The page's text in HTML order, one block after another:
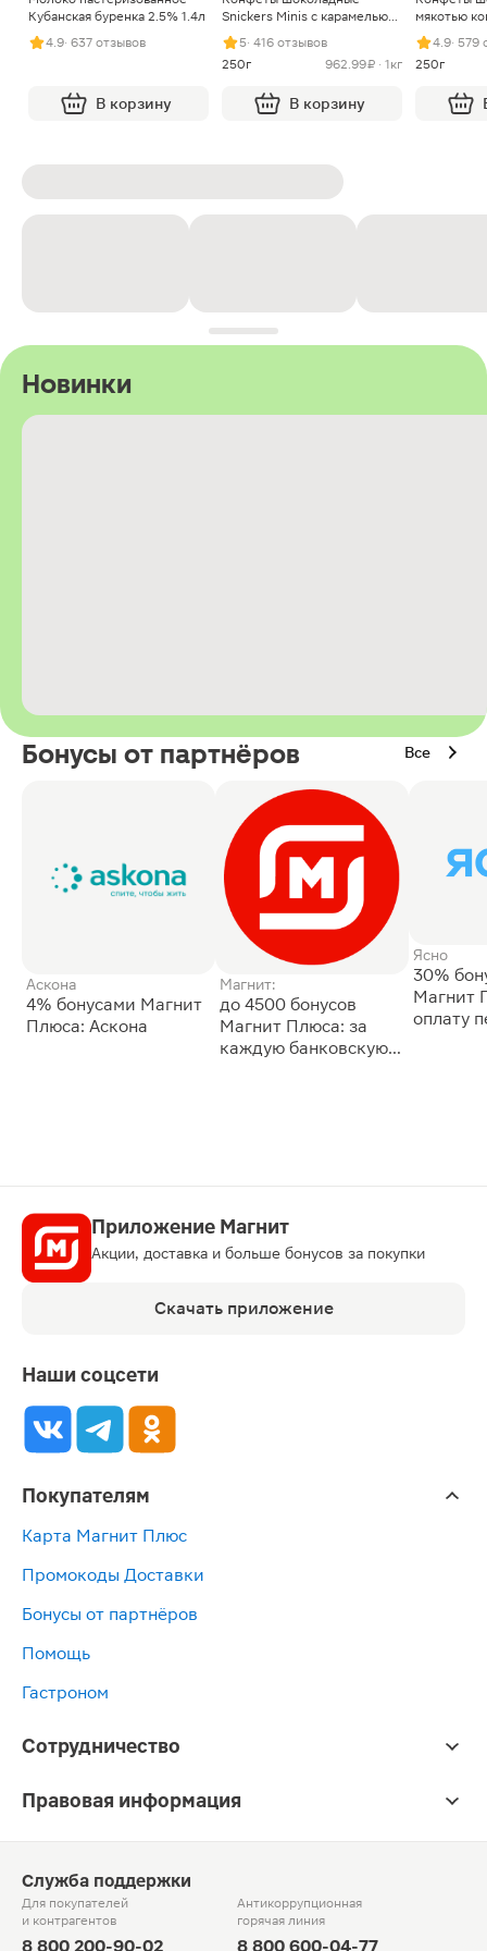
Кубанская буренка 2.5% 1.4л
4.9· 637 отзывов
В корзину
Snickers Minis с карамелью
арахисом и нугой
5· 416 отзывов
250г
962.99 ₽ · 1кг
В корзину
мякотью
4.9· 579
250г
Новинки
Бонусы от партнёров Все
Аскона
4% бонусами Магнит
Плюса: Аскона
Магнит:
до 4500 бонусов
Магнит Плюса: за
каждую банковскую
Ясно
30%
Магнит
оплату
Приложение Магнит
Акции, доставка и больше бонусов за покупки
Скачать приложение
Наши соцсети
Покупателям
Карта Магнит Плюс
Промокоды Доставки
Бонусы от партнёров
Помощь
Гастроном
Сотрудничество
Правовая информация
Служба поддержки
Для покупателей
и контрагентов
8 800 200-90-02
Антикоррупционная
горячая линия
8 800 600-04-77